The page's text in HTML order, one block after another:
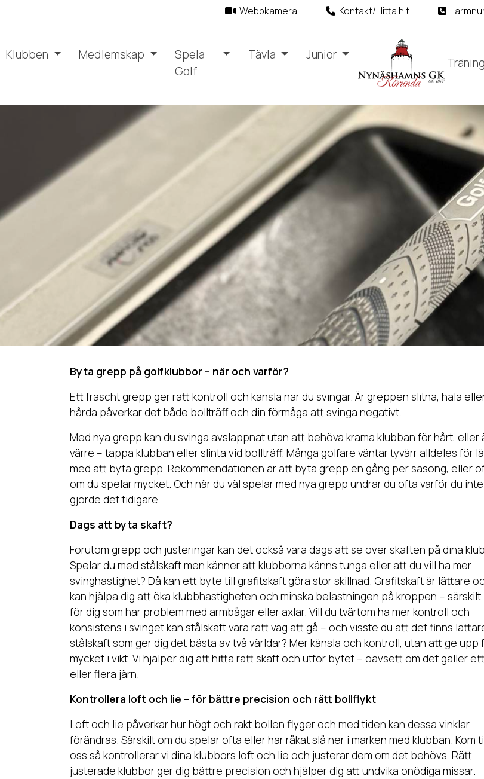
Webbkamera Kontakt/Hitta hit
Klubben Medlemskap
Spela
Golf
Tävla Junior
Träning
Byta grepp på golfklubbor – när och varför?
Ett fräscht grepp ger rätt kontroll och känsla när du svingar. Är greppen slitna, hala
hårda påverkar det både bollträff och din förmåga att svinga negativt.
Med nya grepp kan du svinga avslappnat utan att behöva krama klubban för hårt, eller
värre – tappa klubban eller slinta vid bollträff. Många golfare väntar tyvärr alldeles för
med att byta grepp. Rekommendationen är att byta grepp en gång per säsong, eller
om du spelar mycket. Och när du väl spelar med nya grepp undrar du ofta varför du inte
gjorde det tidigare.
Dags att byta skaft?
Förutom grepp och justeringar kan det också vara dags att se över skaften på dina
Spelar du med stålskaft men känner att klubborna känns tunga eller att du vill ha mer
svinghastighet? Då kan ett byte till grafitskaft göra stor skillnad. Grafitskaft är lättare
kan hjälpa dig att öka klubbhastigheten och minska belastningen på kroppen – särskilt
för dig som har problem med armbågar eller axlar. Vill du tvärtom ha mer kontroll och
konsistens i svinget kan stålskaft vara rätt väg att gå – och visste du att det finns
stålskaft som ger dig det bästa av två världar? Mer känsla och kontroll, utan att ge upp
mycket i vikt. Vi hjälper dig att hitta rätt skaft och utför bytet – oavsett om det gäller ett
eller flera järn.
Kontrollera loft och lie – för bättre precision och rätt bollflykt
Loft och lie påverkar hur högt och rakt bollen flyger och med tiden kan dessa vinklar
förändras. Särskilt om du spelar ofta eller har råkat slå ner i marken med klubban. Kom
oss så kontrollerar vi dina klubbors loft och lie och justerar dem om det behövs. Rätt
justerade klubbor ger dig bättre precision och hjälper dig att undvika onödiga missar.